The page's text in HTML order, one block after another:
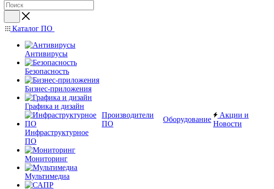
Каталог ПО
Антивирусы
Безопасность
Бизнес-приложения
Графика и дизайн
Инфраструктурное
ПО
Мониторинг
Мультимедиа
Производители
ПО
Оборудование
Акции и
Новости